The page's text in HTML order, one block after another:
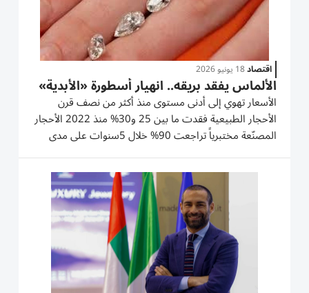
اقتصاد18 يونيو 2026
الألماس يفقد بريقه.. انهيار أسطورة «الأبدية»
الأسعار تهوي إلى أدنى مستوى منذ أكثر من نصف قرن
الأحجار الطبيعية فقدت ما بين 25 و30% منذ 2022 الأحجار
المصنّعة مختبرياً تراجعت 90% خلال 5سنوات على مدى
أكثر من قرن، دارت صناعة الألماس في فلك واحدة من أبرع
خدع التسويق في التاريخ البشري قامت على مفهوم «الندرة
المطلقة والثابتة». وتحت...